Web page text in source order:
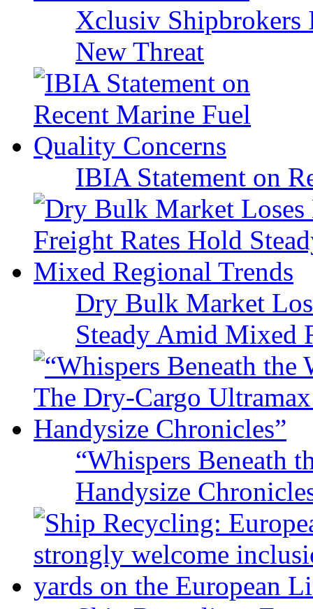
Xclusiv Shipbrokers
New Threat
IBIA Statement on
Dry Bulk Market
Steady Amid Mixed
“Whispers Beneath
Handysize